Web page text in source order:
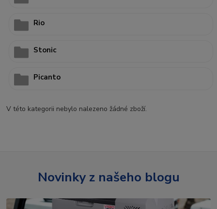
Rio
Stonic
Picanto
V této kategorii nebylo nalezeno žádné zboží.
Novinky z našeho blogu